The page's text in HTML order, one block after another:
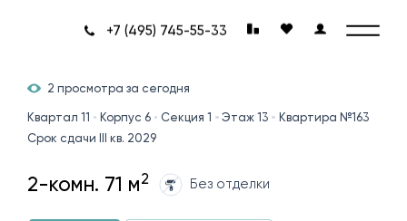
+7 (495) 745-55-33
2 просмотра за сегодня
Квартал 11 Корпус 6 Секция 1 Этаж 13
Квартира №163
Срок сдачи III кв. 2029
2-комн. 71 м2 Без отделки